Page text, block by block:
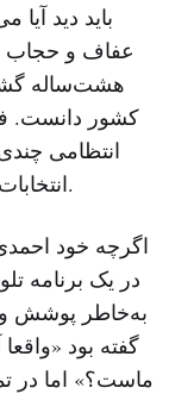
باید دید
عفاف و حجاب
هشت‌ساله
کشور دانست.
انتظامی
انتخابات ریاست‌جمهوری سال ۱۳۸۴ آغاز شد.
اگرچه خود
در یک برنامه
به‌خاطر پوشش و
گفته بود
ماست؟» اما در